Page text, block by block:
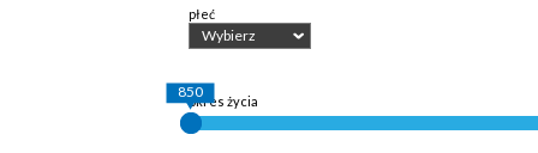
płeć
Wybierz
okres życia
850